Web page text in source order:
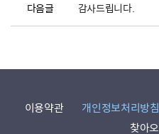
다음글 감사드립니다.
이용약관 개인정보처리방침
찾아